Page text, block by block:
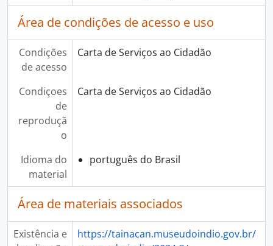
Área de condições de acesso e uso
Condições
de acesso
Carta de Serviços ao Cidadão
Condiçoes
de
reproduçã
o
Carta de Serviços ao Cidadão
Idioma do
material
português do Brasil
Área de materiais associados
Existência e
https://tainacan.museudoindio.gov.br/